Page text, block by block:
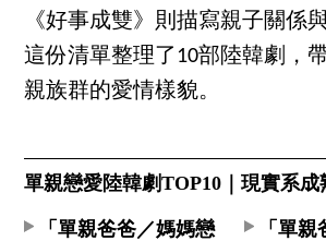
《好事成雙》則描寫親子關係
這份清單整理了10部陸韓劇，
親族群的愛情樣貌。
單親戀愛陸韓劇TOP10｜現實系成
「單親爸爸／媽媽戀
「單